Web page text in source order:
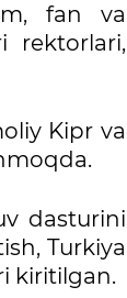
fan va
rektorlari,
Kipr va
dasturini
Turkiya
kiritilgan.